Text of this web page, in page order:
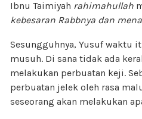
Ibnu Taimiyah rahimahullah
kebesaran Rabbnya dan
Sesungguhnya, Yusuf waktu
musuh. Di sana tidak ada
melakukan perbuatan keji.
perbuatan jelek oleh rasa
seseorang akan melakukan